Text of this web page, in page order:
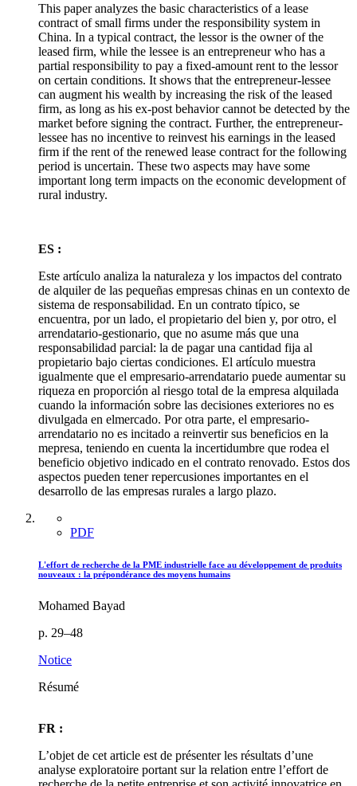
This paper analyzes the basic characteristics of a lease
contract of small firms under the responsibility system in
China. In a typical contract, the lessor is the owner of the
leased firm, while the lessee is an entrepreneur who has a
partial responsibility to pay a fixed-amount rent to the lessor
on certain conditions. It shows that the entrepreneur-lessee
can augment his wealth by increasing the risk of the leased
firm, as long as his ex-post behavior cannot be detected by the
market before signing the contract. Further, the entrepreneur-
lessee has no incentive to reinvest his earnings in the leased
firm if the rent of the renewed lease contract for the following
period is uncertain. These two aspects may have some
important long term impacts on the economic development of
rural industry.
ES :
Este artículo analiza la naturaleza y los impactos del contrato
de alquiler de las pequeñas empresas chinas en un contexto de
sistema de responsabilidad. En un contrato típico, se
encuentra, por un lado, el propietario del bien y, por otro, el
arrendatario-gestionario, que no asume más que una
responsabilidad parcial: la de pagar una cantidad fija al
propietario bajo ciertas condiciones. El artículo muestra
igualmente que el empresario-arrendatario puede aumentar su
riqueza en proporción al riesgo total de la empresa alquilada
cuando la información sobre las decisiones exteriores no es
divulgada en elmercado. Por otra parte, el empresario-
arrendatario no es incitado a reinvertir sus beneficios en la
mepresa, teniendo en cuenta la incertidumbre que rodea el
beneficio objetivo indicado en el contrato renovado. Estos dos
aspectos pueden tener repercusiones importantes en el
desarrollo de las empresas rurales a largo plazo.
PDF
L'effort de recherche de la PME industrielle face au développement de produits
nouveaux : la prépondérance des moyens humains
Mohamed Bayad
p. 29–48
Notice
Résumé
FR :
L’objet de cet article est de présenter les résultats d’une
analyse exploratoire portant sur la relation entre l’effort de